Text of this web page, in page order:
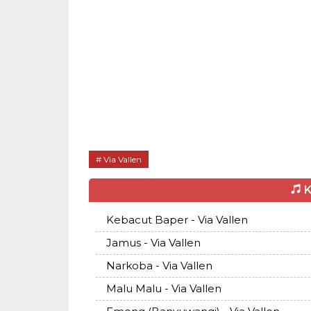
Via Vallen
Kebacut Baper - Via Vallen
Jamus - Via Vallen
Narkoba - Via Vallen
Malu Malu - Via Vallen